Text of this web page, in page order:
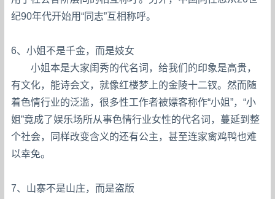
纪90年代开始用“同志”互相称呼。
6、小姐不是千金，而是妓女
小姐本是大家闺秀的代名词，给我们的印象是高贵，
有文化，能诗会文，就像红楼梦上的金陵十二钗。然而随
着色情行业的泛滥，很多性工作者被嫖客称作“小姐”，“小
姐”竟成了娱乐场所从事色情行业女性的代名词，蔓延到整
个社会，同样改变含义的还有公主，甚至连家禽鸡鸭也难
以幸免。
7、山寨不是山庄，而是盗版